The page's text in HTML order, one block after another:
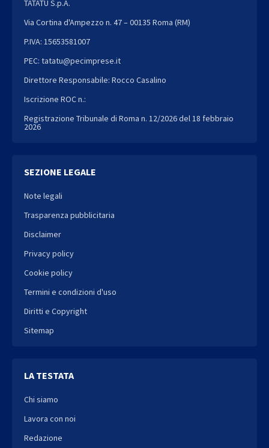
TATATU S.p.A.
Via Cortina d'Ampezzo n. 47 – 00135 Roma (RM)
P.IVA: 15653581007
PEC: tatatu@pecimprese.it
Direttore Responsabile: Rocco Casalino
Iscrizione ROC n.:
Registrazione Tribunale di Roma n. 12/2026 del 18 febbraio
2026
SEZIONE LEGALE
Note legali
Trasparenza pubblicitaria
Disclaimer
Privacy policy
Cookie policy
Termini e condizioni d'uso
Diritti e Copyright
Sitemap
LA TESTATA
Chi siamo
Lavora con noi
Redazione